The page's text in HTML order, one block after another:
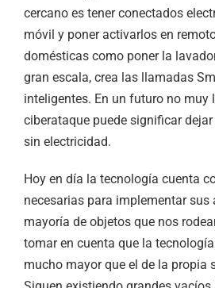
cercano es tener conectados
móvil y poner activarlos en
domésticas como poner la
gran escala, crea las llamadas
inteligentes. En un futuro no muy
ciberataque puede significar
sin electricidad.
Hoy en día la tecnología cuenta
necesarias para implementar sus
mayoría de objetos que nos
tomar en cuenta que la
mucho mayor que el de la propia